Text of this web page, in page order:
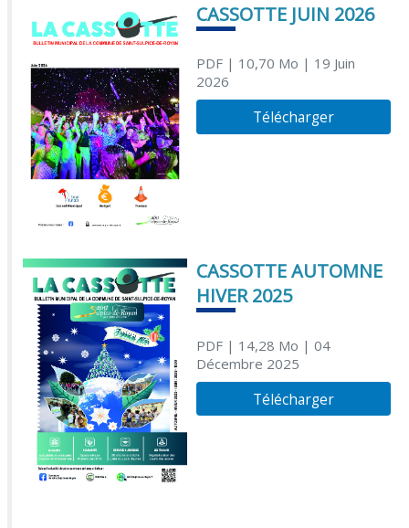
CASSOTTE JUIN 2026
PDF| 10,70 Mo | 19 Juin
2026
Télécharger
CASSOTTE AUTOMNE
HIVER 2025
PDF| 14,28 Mo | 04
Décembre 2025
Télécharger